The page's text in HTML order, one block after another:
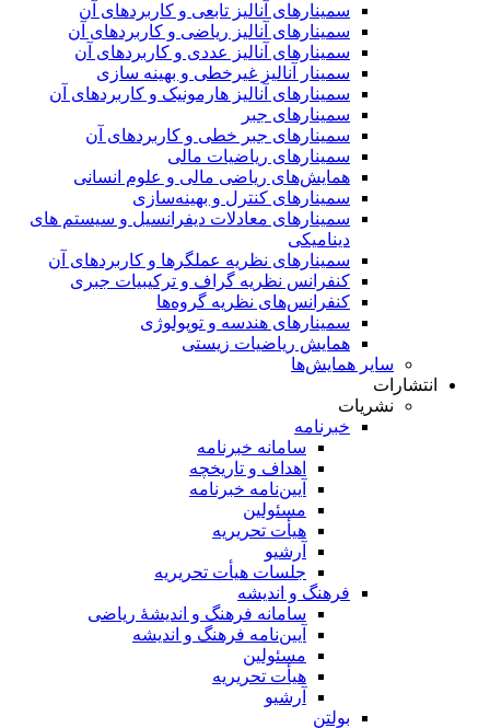
سمینارهای آنالیز تابعی و کاربردهای آن
سمینارهای آنالیز ریاضی و کاربردهای آن
سمینارهای آنالیز عددی و کاربردهای آن
سمینار آنالیز غیرخطی و بهینه سازی
سمینارهای آنالیز هارمونیک و کاربردهای آن
سمینار‌های جبر
سمینارهای جبر خطی و کاربردهای آن
سمینار‌های ریاضیات مالی
همایش‌های ریاضی مالی و علوم انسانی
سمینارهای کنترل و بهینه‌سازی
سمینارهای معادلات دیفرانسیل و سیستم های
دینامیکی
سمینار‌های نظریه عملگرها و کاربردهای آن
کنفرانس نظریه گراف و ترکیبیات جبری
کنفرانس‌های نظریه گروه‌ها
سمینار‌های هندسه و توپولوژی
همایش ریاضیات زیستی
سایر همایش‌ها
انتشارات
نشریات
خبرنامه
سامانه خبرنامه
اهداف و تاریخچه
آیین‌نامه خبرنامه
مسئولین
هیأت تحریریه
آرشیو
جلسات هیأت تحریریه
فرهنگ و اندیشه
سامانه فرهنگ و اندیشۀ ریاضی
آیین‌نامه فرهنگ و اندیشه
مسئولین
هیأت تحریریه
آرشیو
بولتن